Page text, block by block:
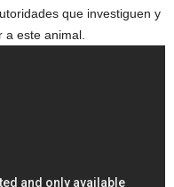
que investiguen y
este animal.